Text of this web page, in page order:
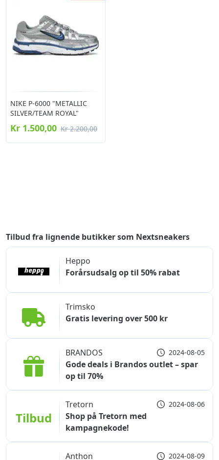
NIKE P-6000 "METALLIC
SILVER/TEAM ROYAL"
Kr 1.500,00 Kr 2.200,00
Tilbud fra lignende butikker som Nextsneakers
Heppo
Forårsudsalg op til 50% rabat
Trimsko
Gratis levering over 500 kr
BRANDOS 2024-08-05
Gode deals i Brandos outlet – spar
op til 70%
Tilbud
Tretorn 2024-08-06
Shop på Tretorn med
kampagnekode!
Anthon 2024-08-09